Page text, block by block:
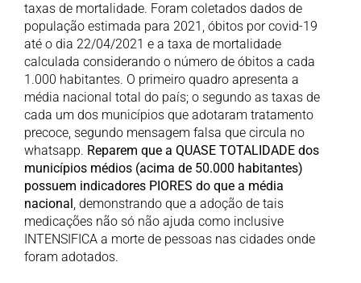
taxas de mortalidade. Foram coletados dados de
população estimada para 2021, óbitos por covid-19
até o dia 22/04/2021 e a taxa de mortalidade
calculada considerando o número de óbitos a cada
1.000 habitantes. O primeiro quadro apresenta a
média nacional total do país; o segundo as taxas de
cada um dos municípios que adotaram tratamento
precoce, segundo mensagem falsa que circula no
whatsapp. Reparem que a QUASE TOTALIDADE dos
municípios médios (acima de 50.000 habitantes)
possuem indicadores PIORES do que a média
nacional , demonstrando que a adoção de tais
medicações não só não ajuda como inclusive
INTENSIFICA a morte de pessoas nas cidades onde
foram adotados.